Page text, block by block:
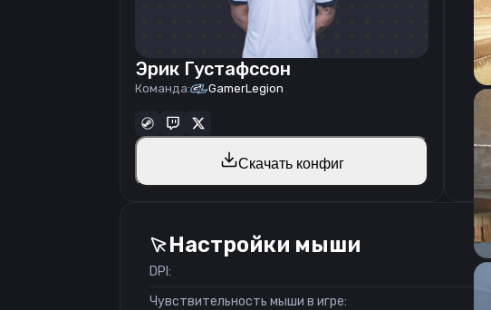
Эрик Густафссон
Команда: GamerLegion
Скачать конфиг
Настройки мыши
DPI:
Чувствительность мыши в игре: